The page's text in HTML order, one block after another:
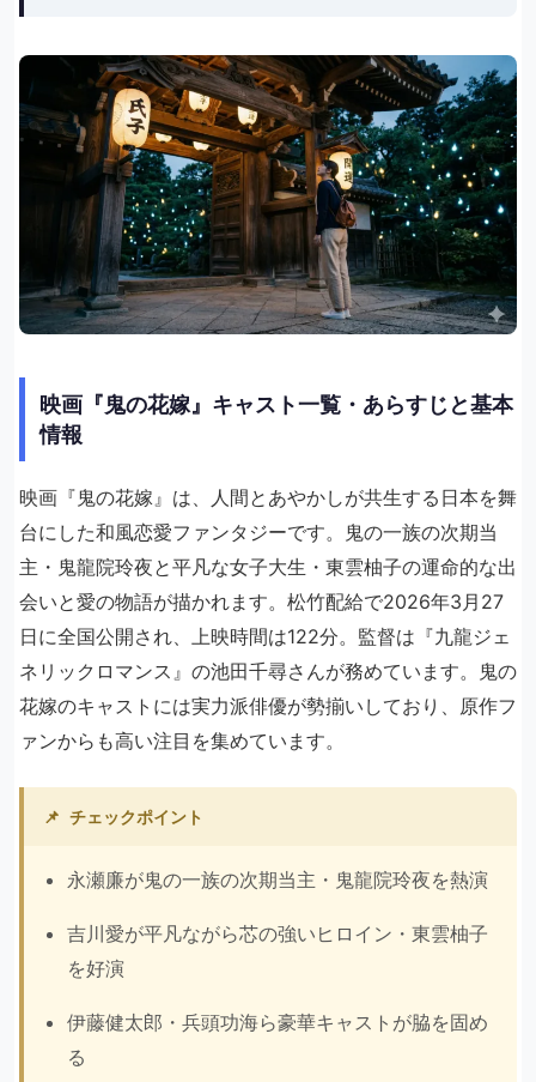
映画『鬼の花嫁』キャスト一覧・あらすじと基本
情報
映画『鬼の花嫁』は、人間とあやかしが共生する日本を舞
台にした和風恋愛ファンタジーです。鬼の一族の次期当
主・鬼龍院玲夜と平凡な女子大生・東雲柚子の運命的な出
会いと愛の物語が描かれます。松竹配給で2026年3月27
日に全国公開され、上映時間は122分。監督は『九龍ジェ
ネリックロマンス』の池田千尋さんが務めています。鬼の
花嫁のキャストには実力派俳優が勢揃いしており、原作フ
ァンからも高い注目を集めています。
📌 チェックポイント
永瀬廉が鬼の一族の次期当主・鬼龍院玲夜を熱演
吉川愛が平凡ながら芯の強いヒロイン・東雲柚子
を好演
伊藤健太郎・兵頭功海ら豪華キャストが脇を固め
る